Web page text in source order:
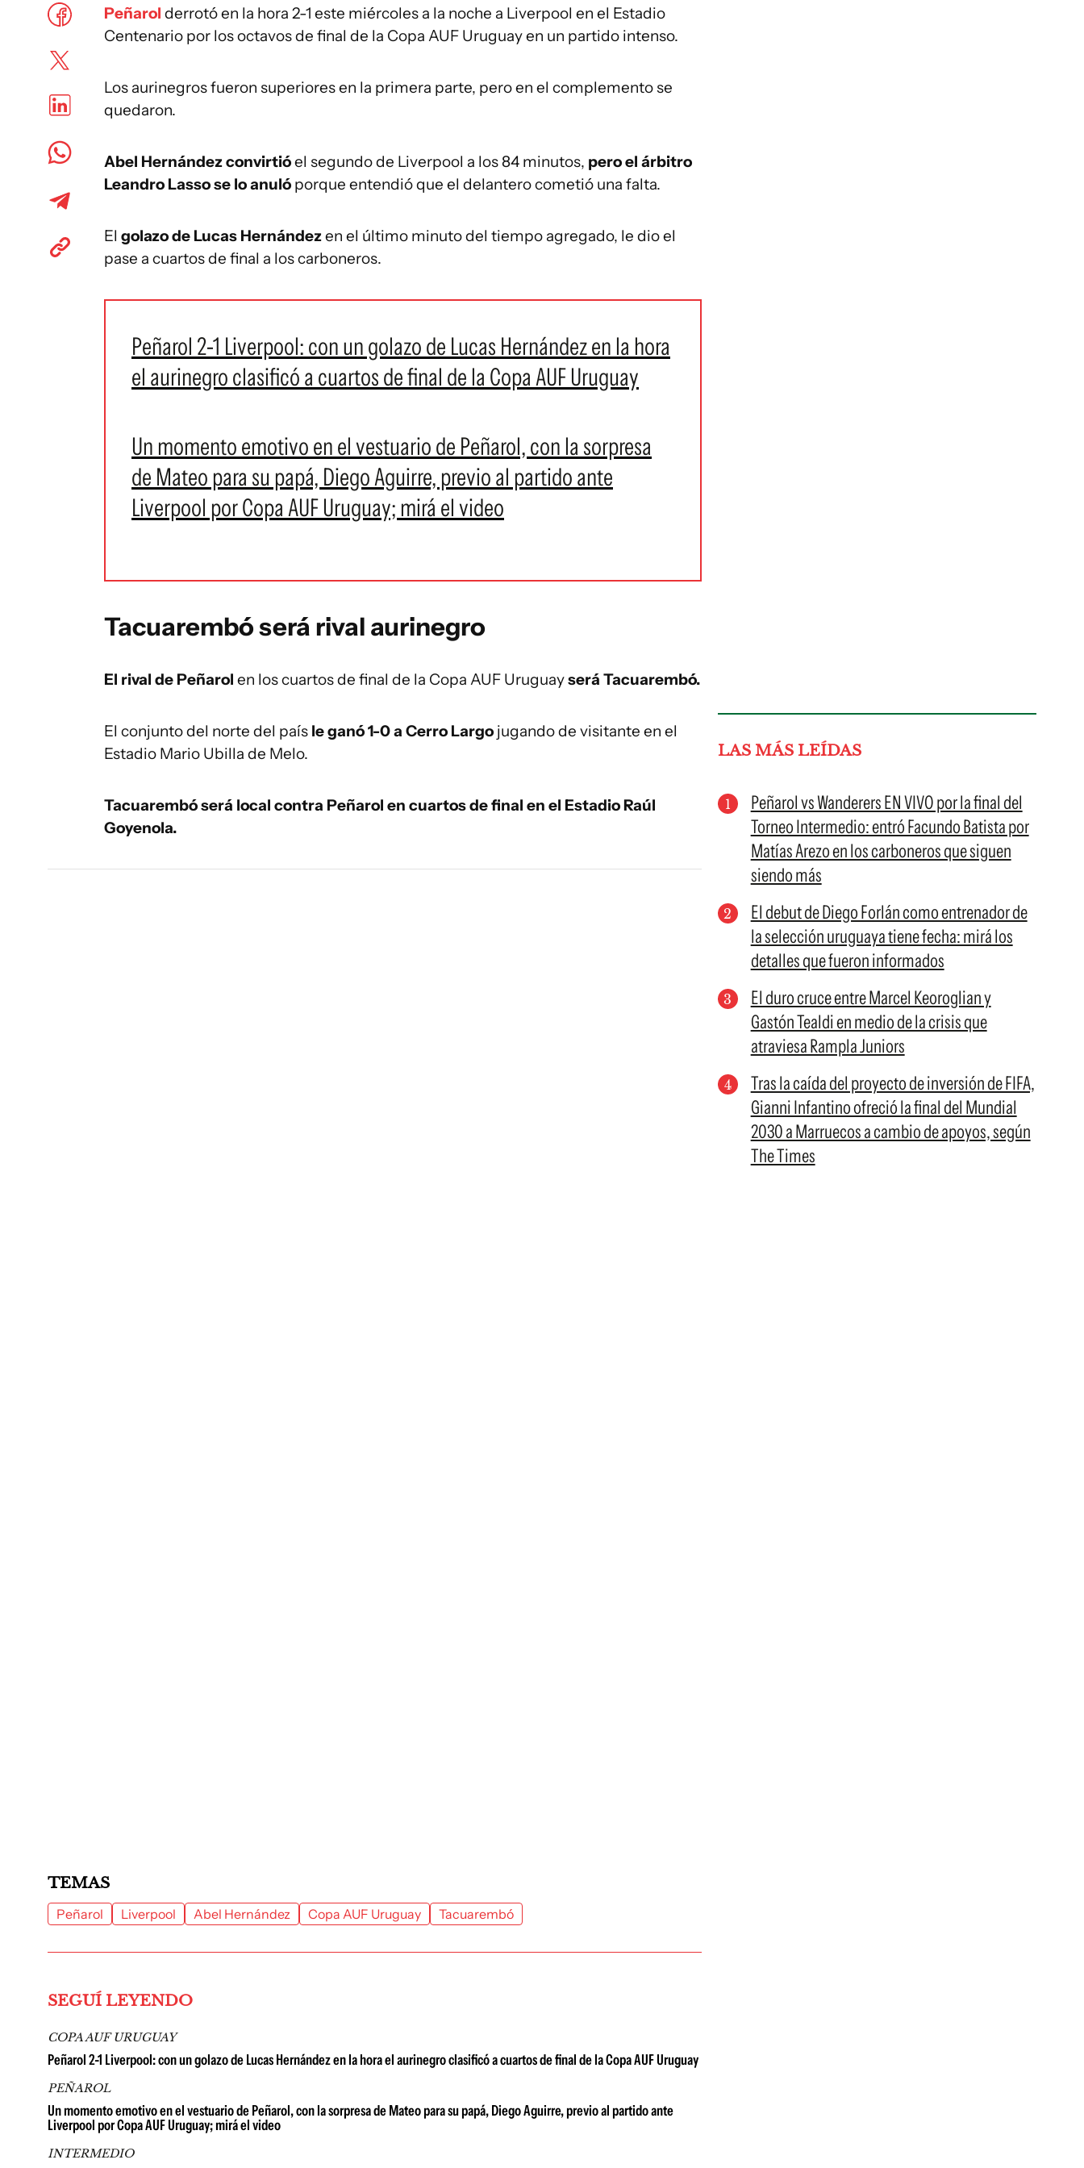
Peñarol derrotó en la hora 2-1 este miércoles a la noche a Liverpool en el Estadio
Centenario por los octavos de final de la Copa AUF Uruguay en un partido intenso.
Los aurinegros fueron superiores en la primera parte, pero en el complemento se
quedaron.
Abel Hernández convirtióel segundo de Liverpool a los 84 minutos, pero el árbitro
Leandro Lasso se lo anuló porque entendió que el delantero cometió una falta.
El golazo de Lucas Hernándezen el último minuto del tiempo agregado, le dio el
pase a cuartos de final a los carboneros.
Peñarol 2-1 Liverpool: con un golazo de Lucas Hernández en la hora
el aurinegro clasificó a cuartos de final de la Copa AUF Uruguay
Un momento emotivo en el vestuario de Peñarol, con la sorpresa
de Mateo para su papá, Diego Aguirre, previo al partido ante
Liverpool por Copa AUF Uruguay; mirá el video
Tacuarembó será rival aurinegro
El rival de Peñarol en los cuartos de final de la Copa AUF Uruguayserá Tacuarembó.
El conjunto del norte del país le ganó 1-0 a Cerro Largo jugando de visitante en el
Estadio Mario Ubilla de Melo.
Tacuarembó será local contra Peñarol en cuartos de final en el Estadio Raúl
Goyenola.
LAS MÁS LEÍDAS
Peñarol vs Wanderers EN VIVO por la final del
Torneo Intermedio: entró Facundo Batista por
Matías Arezo en los carboneros que siguen
siendo más
El debut de Diego Forlán como entrenador de
la selección uruguaya tiene fecha: mirá los
detalles que fueron informados
El duro cruce entre Marcel Keoroglian y
Gastón Tealdi en medio de la crisis que
atraviesa Rampla Juniors
Tras la caída del proyecto de inversión de FIFA,
Gianni Infantino ofreció la final del Mundial
2030 a Marruecos a cambio de apoyos, según
The Times
TEMAS
Peñarol Liverpool Abel Hernández Copa AUF Uruguay Tacuarembó
SEGUÍ LEYENDO
COPA AUF URUGUAY
Peñarol 2-1 Liverpool: con un golazo de Lucas Hernández en la hora el aurinegro clasificó a cuartos de final de la Copa AUF Uruguay
PEÑAROL
Un momento emotivo en el vestuario de Peñarol, con la sorpresa de Mateo para su papá, Diego Aguirre, previo al partido ante
Liverpool por Copa AUF Uruguay; mirá el video
INTERMEDIO